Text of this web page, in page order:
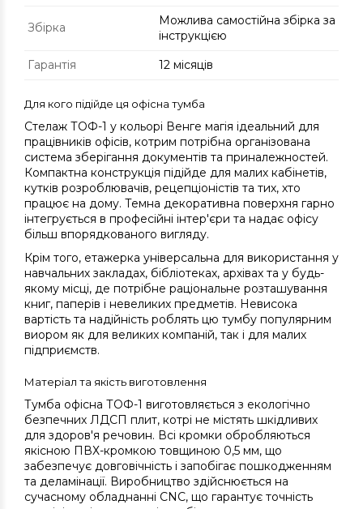
Збірка
Можлива самостійна збірка за
інструкцією
Гарантія
12 місяців
Для кого підійде ця офісна тумба
Стелаж ТОФ-1 у кольорі Венге магія ідеальний для
працівників офісів, котрим потрібна організована
система зберігання документів та приналежностей.
Компактна конструкція підійде для малих кабінетів,
кутків розроблювачів, рецепціоністів та тих, хто
працює на дому. Темна декоративна поверхня гарно
інтегрується в професійні інтер'єри та надає офісу
більш впорядкованого вигляду.
Крім того, етажерка універсальна для використання у
навчальних закладах, бібліотеках, архівах та у будь-
якому місці, де потрібне раціональне розташування
книг, паперів і невеликих предметів. Невисока
вартість та надійність роблять цю тумбу популярним
виором як для великих компаній, так і для малих
підприємств.
Матеріал та якість виготовлення
Тумба офісна ТОФ-1 виготовляється з екологічно
безпечних ЛДСП плит, котрі не містять шкідливих
для здоров'я речовин. Всі кромки обробляються
якісною ПВХ-кромкою товщиною 0,5 мм, що
забезпечує довговічність і запобігає пошкодженням
та деламінації. Виробництво здійснюється на
сучасному обладнанні CNC, що гарантує точність